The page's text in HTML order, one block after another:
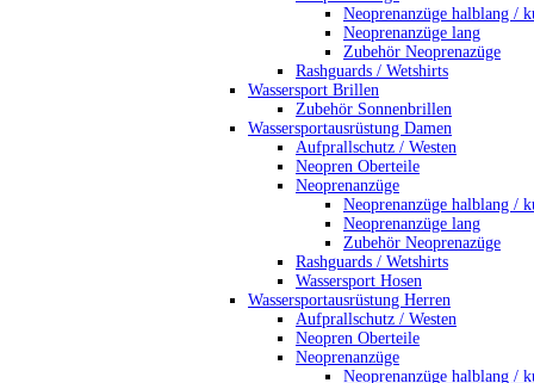
Neoprenanzüge halblang /
Neoprenanzüge lang
Zubehör Neoprenazüge
Rashguards / Wetshirts
Wassersport Brillen
Zubehör Sonnenbrillen
Wassersportausrüstung Damen
Aufprallschutz / Westen
Neopren Oberteile
Neoprenanzüge
Neoprenanzüge halblang /
Neoprenanzüge lang
Zubehör Neoprenazüge
Rashguards / Wetshirts
Wassersport Hosen
Wassersportausrüstung Herren
Aufprallschutz / Westen
Neopren Oberteile
Neoprenanzüge
Neoprenanzüge halblang /